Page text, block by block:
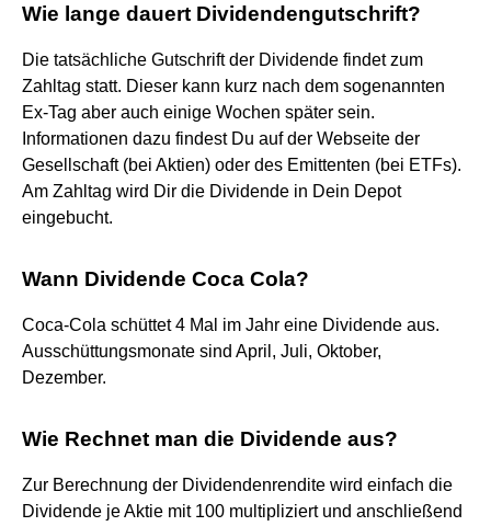
Wie lange dauert Dividendengutschrift?
Die tatsächliche Gutschrift der Dividende findet zum
Zahltag statt. Dieser kann kurz nach dem sogenannten
Ex-Tag aber auch einige Wochen später sein.
Informationen dazu findest Du auf der Webseite der
Gesellschaft (bei Aktien) oder des Emittenten (bei ETFs).
Am Zahltag wird Dir die Dividende in Dein Depot
eingebucht.
Wann Dividende Coca Cola?
Coca-Cola schüttet 4 Mal im Jahr eine Dividende aus.
Ausschüttungsmonate sind April, Juli, Oktober,
Dezember.
Wie Rechnet man die Dividende aus?
Zur Berechnung der Dividendenrendite wird einfach die
Dividende je Aktie mit 100 multipliziert und anschließend